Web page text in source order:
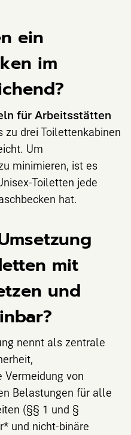
ein
im
für Arbeitsstätten
zu drei Toilettenkabinen
Um
minimieren, ist es
Toiletten jede
hat.
mit
und
nennt als zentrale
Vermeidung von
Belastungen für alle
(§§ 1 und §
und nicht-binäre